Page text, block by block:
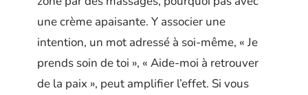
une crème apaisante. Y associer une
intention, un mot adressé à soi-même, « Je
prends soin de toi », « Aide-moi à retrouver
de la paix », peut amplifier l’effet. Si vous